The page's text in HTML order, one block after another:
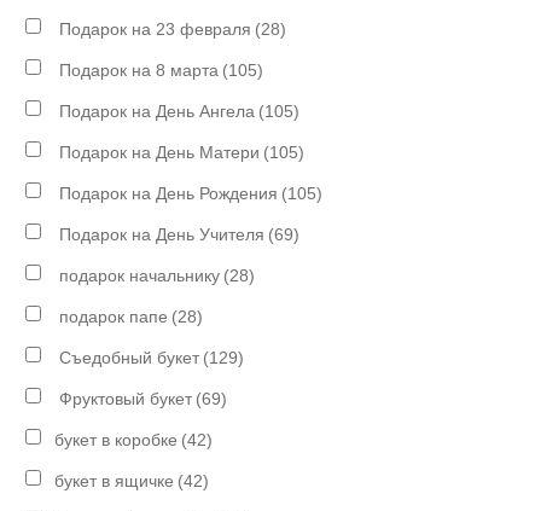
Подарок на 23 февраля (28)
Подарок на 8 марта (105)
Подарок на День Ангела (105)
Подарок на День Матери (105)
Подарок на День Рождения (105)
Подарок на День Учителя (69)
подарок начальнику (28)
подарок папе (28)
Съедобный букет (129)
Фруктовый букет (69)
букет в коробке (42)
букет в ящичке (42)